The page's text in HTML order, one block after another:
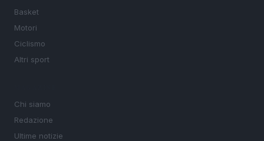
Basket
Motori
Ciclismo
Altri sport
Chi siamo
Redazione
Ultime notizie